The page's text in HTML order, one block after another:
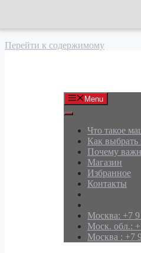
Перейти к содержимому
Menu
Что такое
Как
Почему
Магазин
Избранное
Контакты
Москва: +7
Моск. обл.:
Москва : +7